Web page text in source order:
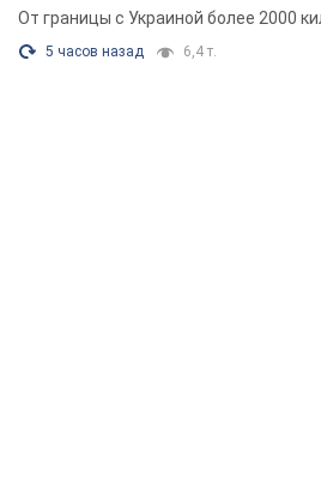
От границы с Украиной более 2000
5 часов назад 6,4 т.